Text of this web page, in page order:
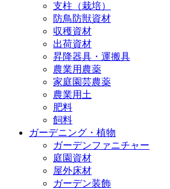
支柱（栽培）
防鳥防獣資材
収穫資材
出荷資材
昇降器具・運搬具
農業用農薬
家庭園芸農薬
農業用土
肥料
飼料
ガーデニング・植物
ガーデンファニチャー
庭園資材
屋外床材
ガーデン装飾